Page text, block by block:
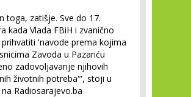
toga, zatišje. Sve do 17.
kada Vlada FBiH i zvanično
'navode prema kojima
Zavoda u Pazariću
zadovoljavanje njihovih
životnih potreba'”, stoji u
Radiosarajevo.ba